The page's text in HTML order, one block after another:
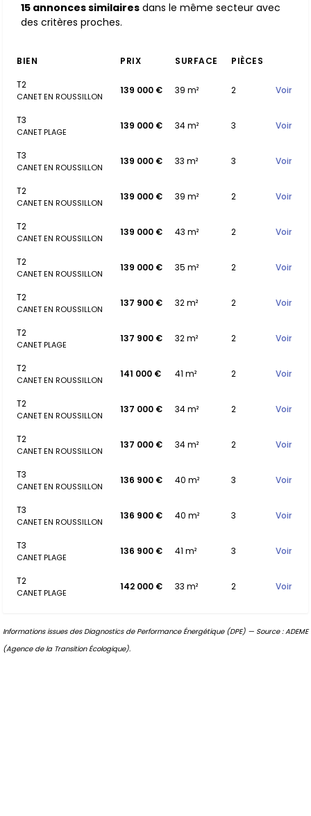
15 annonces similaires dans le même secteur avec
des critères proches.
BIEN PRIX SURFACE
PIÈCES
T2
CANET EN ROUSSILLON
139 000 € 39 m² 2 Voir
T3
CANET PLAGE
139 000 € 34 m² 3 Voir
T3
CANET EN ROUSSILLON
139 000 € 33 m² 3 Voir
T2
CANET EN ROUSSILLON
139 000 € 39 m² 2 Voir
T2
CANET EN ROUSSILLON
139 000 € 43 m² 2 Voir
T2
CANET EN ROUSSILLON
139 000 € 35 m² 2 Voir
T2
CANET EN ROUSSILLON
137 900 € 32 m² 2 Voir
T2
CANET PLAGE
137 900 € 32 m² 2 Voir
T2
CANET EN ROUSSILLON
141 000 € 41 m² 2 Voir
T2
CANET EN ROUSSILLON
137 000 € 34 m² 2 Voir
T2
CANET EN ROUSSILLON
137 000 € 34 m² 2 Voir
T3
CANET EN ROUSSILLON
136 900 € 40 m² 3 Voir
T3
CANET EN ROUSSILLON
136 900 € 40 m² 3 Voir
T3
CANET PLAGE
136 900 € 41 m² 3 Voir
T2
CANET PLAGE
142 000 € 33 m² 2 Voir
Informations issues des Diagnostics de Performance Énergétique (DPE) — Source : ADEME
(Agence de la Transition Écologique).